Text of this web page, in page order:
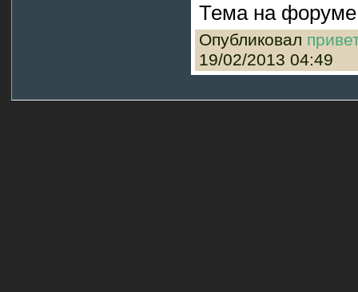
Тема на
Опубликовал
19/02/2013 04:49